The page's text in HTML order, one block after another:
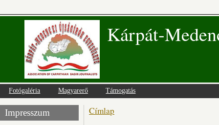
Kárpát-
Fotógaléria Magyarerő Támogatás
Impresszum Jelenlegi hely
Címlap